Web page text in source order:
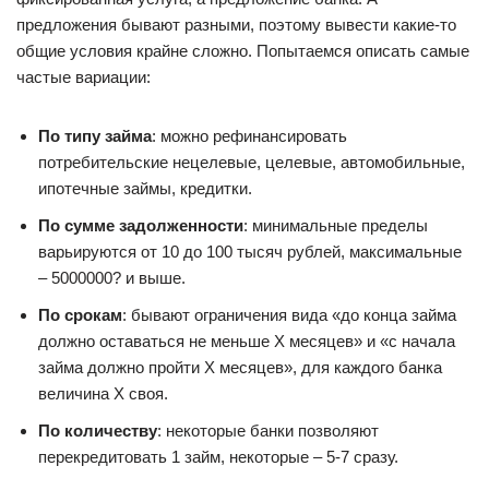
предложения бывают разными, поэтому вывести какие-то
общие условия крайне сложно. Попытаемся описать самые
частые вариации:
По типу займа: можно рефинансировать
потребительские нецелевые, целевые, автомобильные,
ипотечные займы, кредитки.
По сумме задолженности: минимальные пределы
варьируются от 10 до 100 тысяч рублей, максимальные
– 5000000? и выше.
По срокам: бывают ограничения вида «до конца займа
должно оставаться не меньше Х месяцев» и «с начала
займа должно пройти Х месяцев», для каждого банка
величина Х своя.
По количеству: некоторые банки позволяют
перекредитовать 1 займ, некоторые – 5-7 сразу.